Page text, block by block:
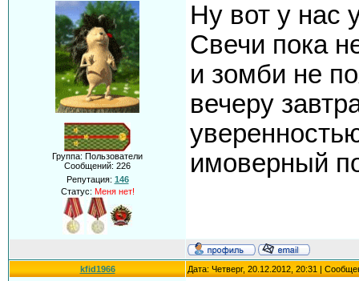
Группа: Пользователи
Сообщений: 226
Репутация: 146
Статус: Меня нет!
Ну вот у нас
Свечи пока
и зомби не
вечеру
имоверный
kfid1966 Дата: Четверг, 20.12.2012, 20:31 |